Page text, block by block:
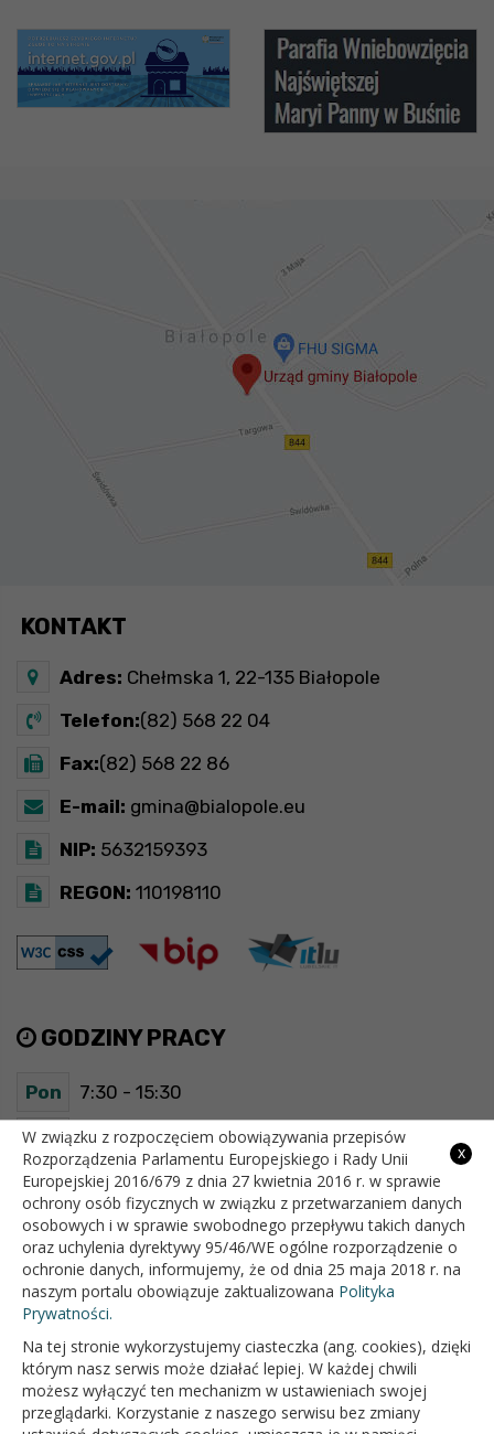
KONTAKT
Adres: Chełmska 1, 22-135 Białopole
Telefon:(82) 568 22 04
Fax:(82) 568 22 86
E-mail: gmina@bialopole.eu
NIP: 5632159393
REGON: 110198110
GODZINY PRACY
Pon 7:30 - 15:30
Wt 7:30 - 15:30
Śr 7:30 - 15:30
Czw 7:30 - 15:30
Pt 7:30 - 15:30
OFICJALNY SERWIS INTERNETOWY GMINY BIAŁOPOLE
x
W związku z rozpoczęciem obowiązywania przepisów
Rozporządzenia Parlamentu Europejskiego i Rady Unii
Europejskiej 2016/679 z dnia 27 kwietnia 2016 r. w sprawie
ochrony osób fizycznych w związku z przetwarzaniem danych
osobowych i w sprawie swobodnego przepływu takich danych
oraz uchylenia dyrektywy 95/46/WE ogólne rozporządzenie o
ochronie danych, informujemy, że od dnia 25 maja 2018 r. na
naszym portalu obowiązuje zaktualizowana Polityka
Prywatności.
Na tej stronie wykorzystujemy ciasteczka (ang. cookies), dzięki
którym nasz serwis może działać lepiej. W każdej chwili
możesz wyłączyć ten mechanizm w ustawieniach swojej
przeglądarki. Korzystanie z naszego serwisu bez zmiany